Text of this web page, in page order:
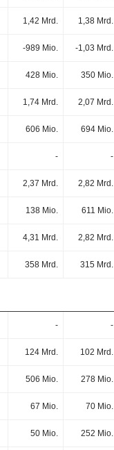
1,42 Mrd. 1,38 Mrd.
-989 Mio. -1,03 Mrd.
428 Mio. 350 Mio.
1,74 Mrd. 2,07 Mrd.
606 Mio. 694 Mio.
- -
2,37 Mrd. 2,82 Mrd.
138 Mio. 611 Mio.
4,31 Mrd. 2,82 Mrd.
358 Mrd. 315 Mrd.
- -
124 Mrd. 102 Mrd.
506 Mio. 278 Mio.
67 Mio. 70 Mio.
50 Mio. 252 Mio.